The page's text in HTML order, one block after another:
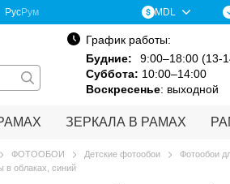
РусРум MDL
График работы:
Будние:
9:00–18:00 (13-
Суббота: 10:00–14:00
Воскресенье: выходной
ЗЕРКАЛА В РАМАХ
ФОТООБОИ Детские фотообои
Фотообои
в облаках, синий